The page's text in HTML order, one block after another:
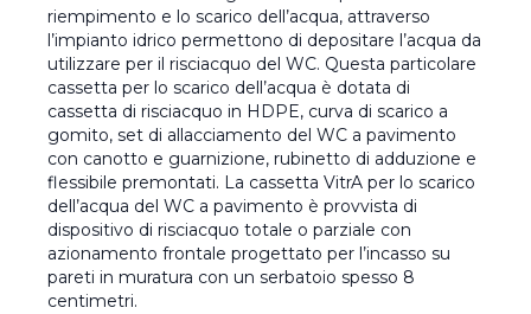
riempimento e lo scarico dell’acqua, attraverso
l’impianto idrico permettono di depositare l’acqua da
utilizzare per il risciacquo del WC. Questa particolare
cassetta per lo scarico dell’acqua è dotata di
cassetta di risciacquo in HDPE, curva di scarico a
gomito, set di allacciamento del WC a pavimento
con canotto e guarnizione, rubinetto di adduzione e
flessibile premontati. La cassetta VitrA per lo scarico
dell’acqua del WC a pavimento è provvista di
dispositivo di risciacquo totale o parziale con
azionamento frontale progettato per l’incasso su
pareti in muratura con un serbatoio spesso 8
centimetri.